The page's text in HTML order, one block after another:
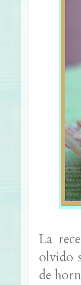
La
olvido
de